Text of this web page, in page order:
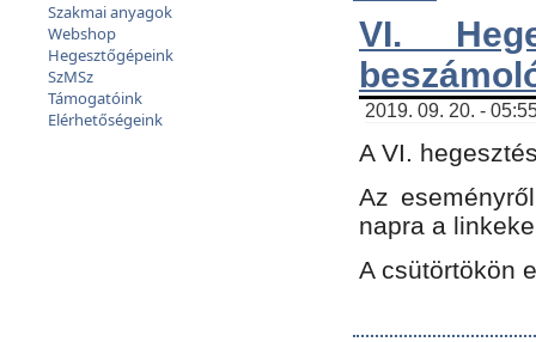
Szakmai anyagok
Webshop
Hegesztőgépeink
SzMSz
Támogatóink
Elérhetőségeink
VI.
2019. 09. 20. -
A VI.
Az
napra a
A csütörtökön